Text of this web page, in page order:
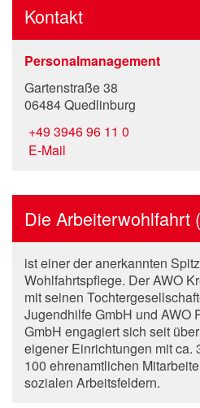
Kontakt
Personalmanagement
Gartenstraße 38
06484 Quedlinburg
+49 3946 96 11 0
E-Mail
Die Arbeiterwohlfahrt
ist einer der anerkannten
Wohlfahrtspflege. Der AWO
mit seinen
Jugendhilfe GmbH und AWO
GmbH engagiert sich seit
eigener Einrichtungen mit ca.
100 ehrenamtlichen
sozialen Arbeitsfeldern.